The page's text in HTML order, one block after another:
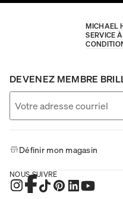
MICHAEL
SERVICE
DEVENEZ MEMBRE
Définir mon magasin
NOUS SUIVRE